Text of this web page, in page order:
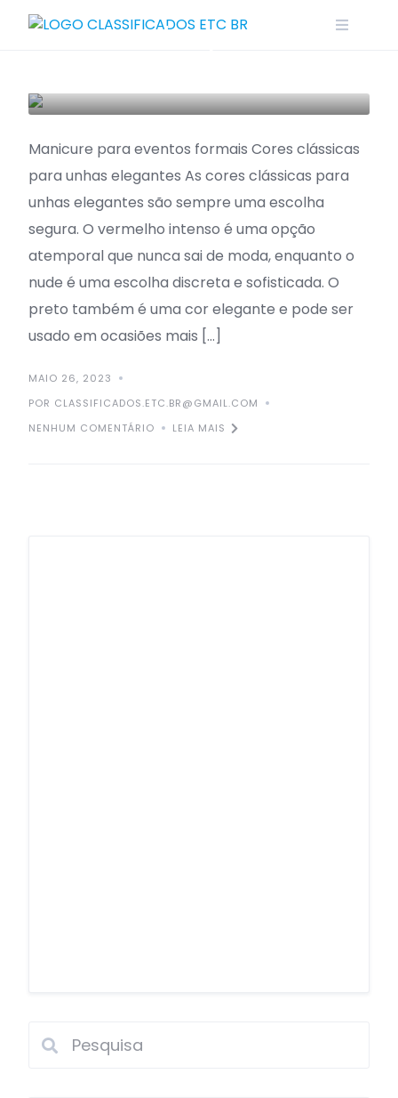
decoradas para
Manicure para eventos formais Cores clássicas
para unhas elegantes As cores clássicas para
unhas elegantes são sempre uma escolha
segura. O vermelho intenso é uma opção
atemporal que nunca sai de moda, enquanto o
nude é uma escolha discreta e sofisticada. O
preto também é uma cor elegante e pode ser
usado em ocasiões mais […]
MAIO 26, 2023
POR CLASSIFICADOS.ETC.BR@GMAIL.COM
NENHUM COMENTÁRIO
LEIA MAIS